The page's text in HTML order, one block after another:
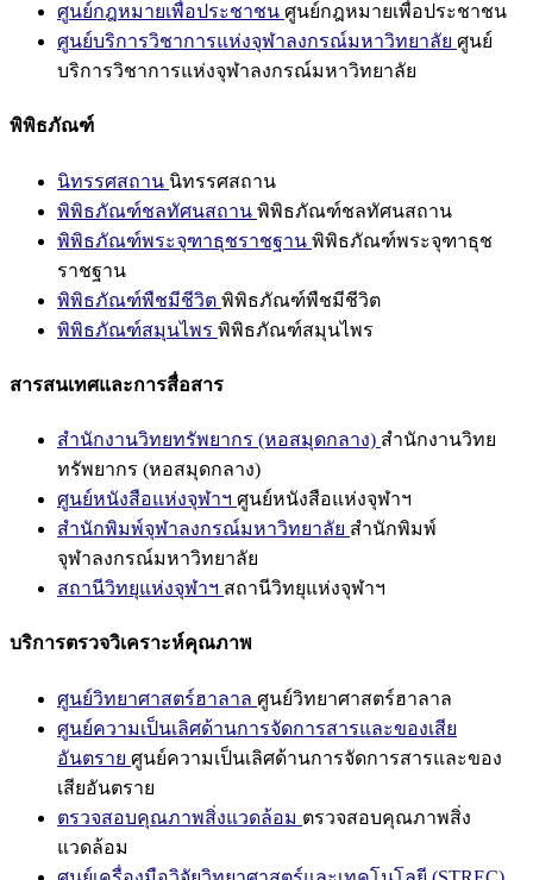
ศูนย์กฎหมายเพื่อประชาชน ศูนย์กฎหมายเพื่อประชาชน
ศูนย์บริการวิชาการแห่งจุฬาลงกรณ์มหาวิทยาลัย ศูนย์
บริการวิชาการแห่งจุฬาลงกรณ์มหาวิทยาลัย
พิพิธภัณฑ์
นิทรรศสถาน นิทรรศสถาน
พิพิธภัณฑ์ชลทัศนสถาน พิพิธภัณฑ์ชลทัศนสถาน
พิพิธภัณฑ์พระจุฑาธุชราชฐาน พิพิธภัณฑ์พระจุฑาธุช
ราชฐาน
พิพิธภัณฑ์พืชมีชีวิต พิพิธภัณฑ์พืชมีชีวิต
พิพิธภัณฑ์สมุนไพร พิพิธภัณฑ์สมุนไพร
สารสนเทศและการสื่อสาร
สำนักงานวิทยทรัพยากร (หอสมุดกลาง) สำนักงานวิทย
ทรัพยากร (หอสมุดกลาง)
ศูนย์หนังสือแห่งจุฬาฯ ศูนย์หนังสือแห่งจุฬาฯ
สำนักพิมพ์จุฬาลงกรณ์มหาวิทยาลัย สำนักพิมพ์
จุฬาลงกรณ์มหาวิทยาลัย
สถานีวิทยุแห่งจุฬาฯ สถานีวิทยุแห่งจุฬาฯ
บริการตรวจวิเคราะห์คุณภาพ
ศูนย์วิทยาศาสตร์ฮาลาล ศูนย์วิทยาศาสตร์ฮาลาล
ศูนย์ความเป็นเลิศด้านการจัดการสารและของเสีย
อันตราย ศูนย์ความเป็นเลิศด้านการจัดการสารและของ
เสียอันตราย
ตรวจสอบคุณภาพสิ่งแวดล้อม ตรวจสอบคุณภาพสิ่ง
แวดล้อม